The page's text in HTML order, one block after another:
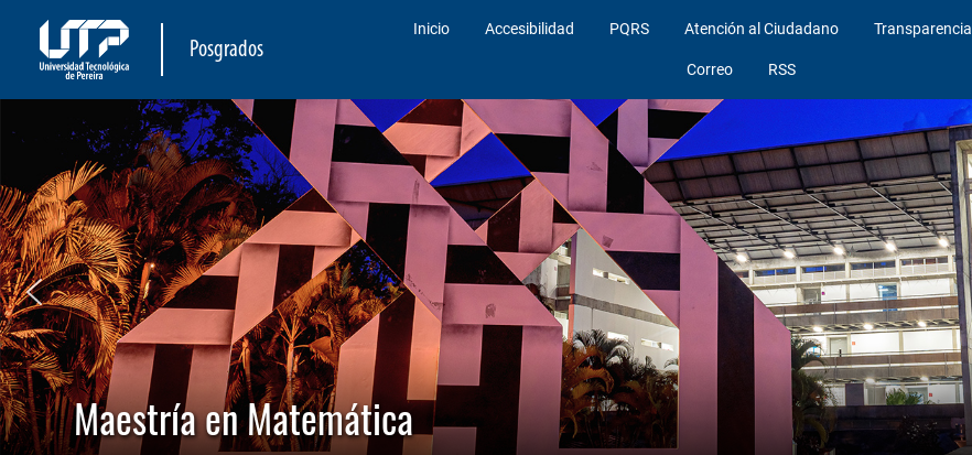
Posgrados
Inicio Accesibilidad PQRS Atención al Ciudadano Transparencia
Correo RSS
Maestría en Matemática